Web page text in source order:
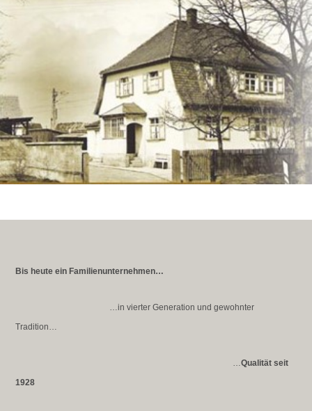
Bis heute ein Familienunternehmen…
…in vierter Generation und gewohnter
Tradition…
…Qualität seit
1928